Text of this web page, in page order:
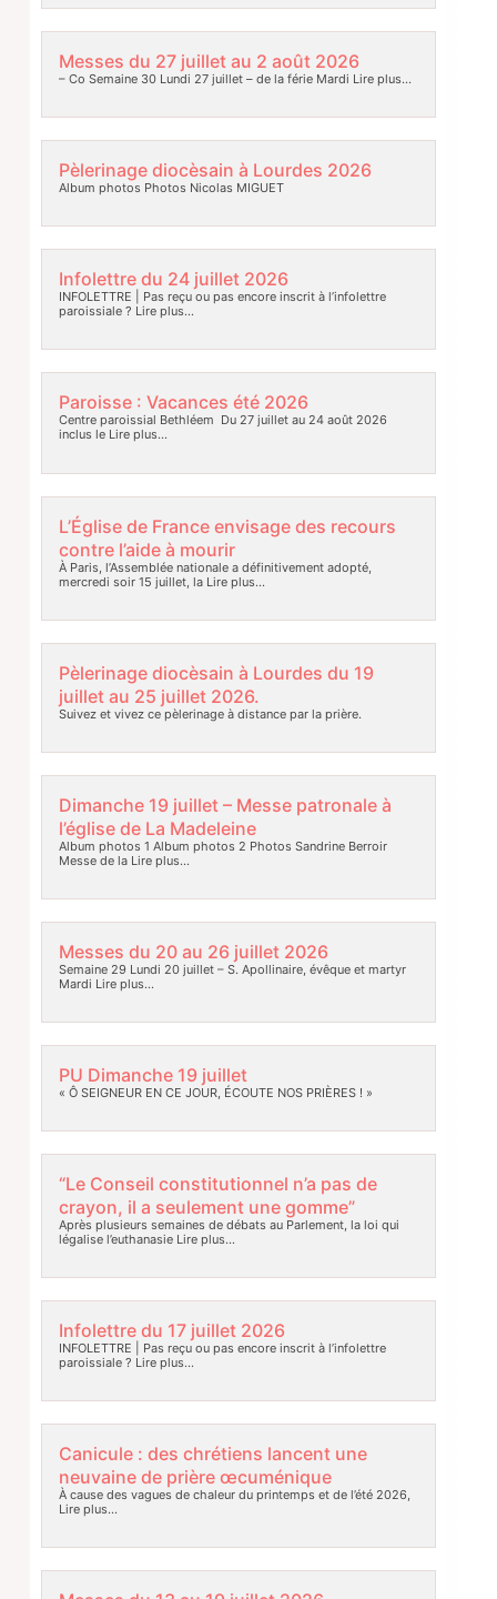
Messes du 27 juillet au 2 août 2026
– Co Semaine 30 Lundi 27 juillet – de la férie Mardi Lire plus…
Pèlerinage diocèsain à Lourdes 2026
Album photos Photos Nicolas MIGUET
Infolettre du 24 juillet 2026
INFOLETTRE | Pas reçu ou pas encore inscrit à l’infolettre
paroissiale ? Lire plus…
Paroisse : Vacances été 2026
Centre paroissial Bethléem Du 27 juillet au 24 août 2026
inclus leLire plus…
L’Église de France envisage des recours
contre l’aide à mourir
À Paris, l’Assemblée nationale a définitivement adopté,
mercredi soir 15 juillet, laLire plus…
Pèlerinage diocèsain à Lourdes du 19
juillet au 25 juillet 2026.
Suivez et vivez ce pèlerinage à distance par la prière.
Dimanche 19 juillet – Messe patronale à
l’église de La Madeleine
Album photos 1 Album photos 2 Photos Sandrine Berroir
Messe de laLire plus…
Messes du 20 au 26 juillet 2026
Semaine 29 Lundi 20 juillet – S. Apollinaire, évêque et martyr
Mardi Lire plus…
PU Dimanche 19 juillet
« Ô SEIGNEUR EN CE JOUR, ÉCOUTE NOS PRIÈRES ! »
“Le Conseil constitutionnel n’a pas de
crayon, il a seulement une gomme”
Après plusieurs semaines de débats au Parlement, la loi qui
légalise l’euthanasieLire plus…
Infolettre du 17 juillet 2026
INFOLETTRE | Pas reçu ou pas encore inscrit à l’infolettre
paroissiale ? Lire plus…
Canicule : des chrétiens lancent une
neuvaine de prière œcuménique
À cause des vagues de chaleur du printemps et de l’été 2026,
Lire plus…